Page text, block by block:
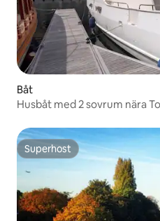
Båt
Husbåt med 2 sovrum nära
Superhost
Superhost